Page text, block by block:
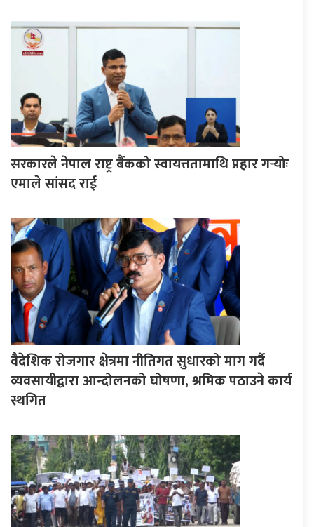
सरकारले नेपाल राष्ट्र बैंकको स्वायत्ततामाथि प्रहार गर्‍योः
एमाले सांसद राई
वैदेशिक रोजगार क्षेत्रमा नीतिगत सुधारको माग गर्दै
व्यवसायीद्वारा आन्दोलनको घोषणा, श्रमिक पठाउने कार्य
स्थगित